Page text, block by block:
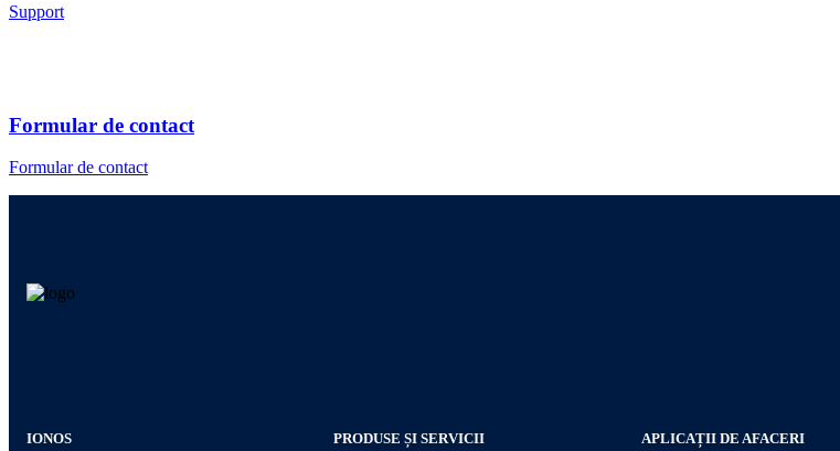
Support
Formular de contact
Formular de contact
IONOS PRODUSE ȘI SERVICII APLICAȚII DE AFACERI